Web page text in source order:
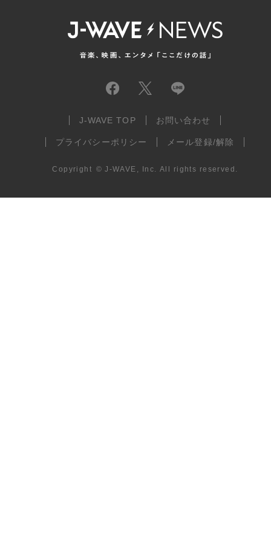
J-WAVE TOP お問い合わせ
プライバシーポリシー メール登録/解除
Copyright © J-WAVE, Inc. All rights reserved.